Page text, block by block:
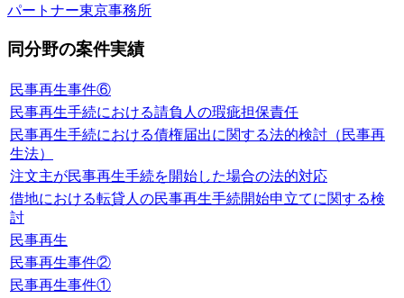
パートナー東京事務所
同分野の案件実績
民事再生事件⑥
民事再生手続における請負人の瑕疵担保責任
民事再生手続における債権届出に関する法的検討（民事再
生法）
注文主が民事再生手続を開始した場合の法的対応
借地における転貸人の民事再生手続開始申立てに関する検
討
民事再生
民事再生事件②
民事再生事件①